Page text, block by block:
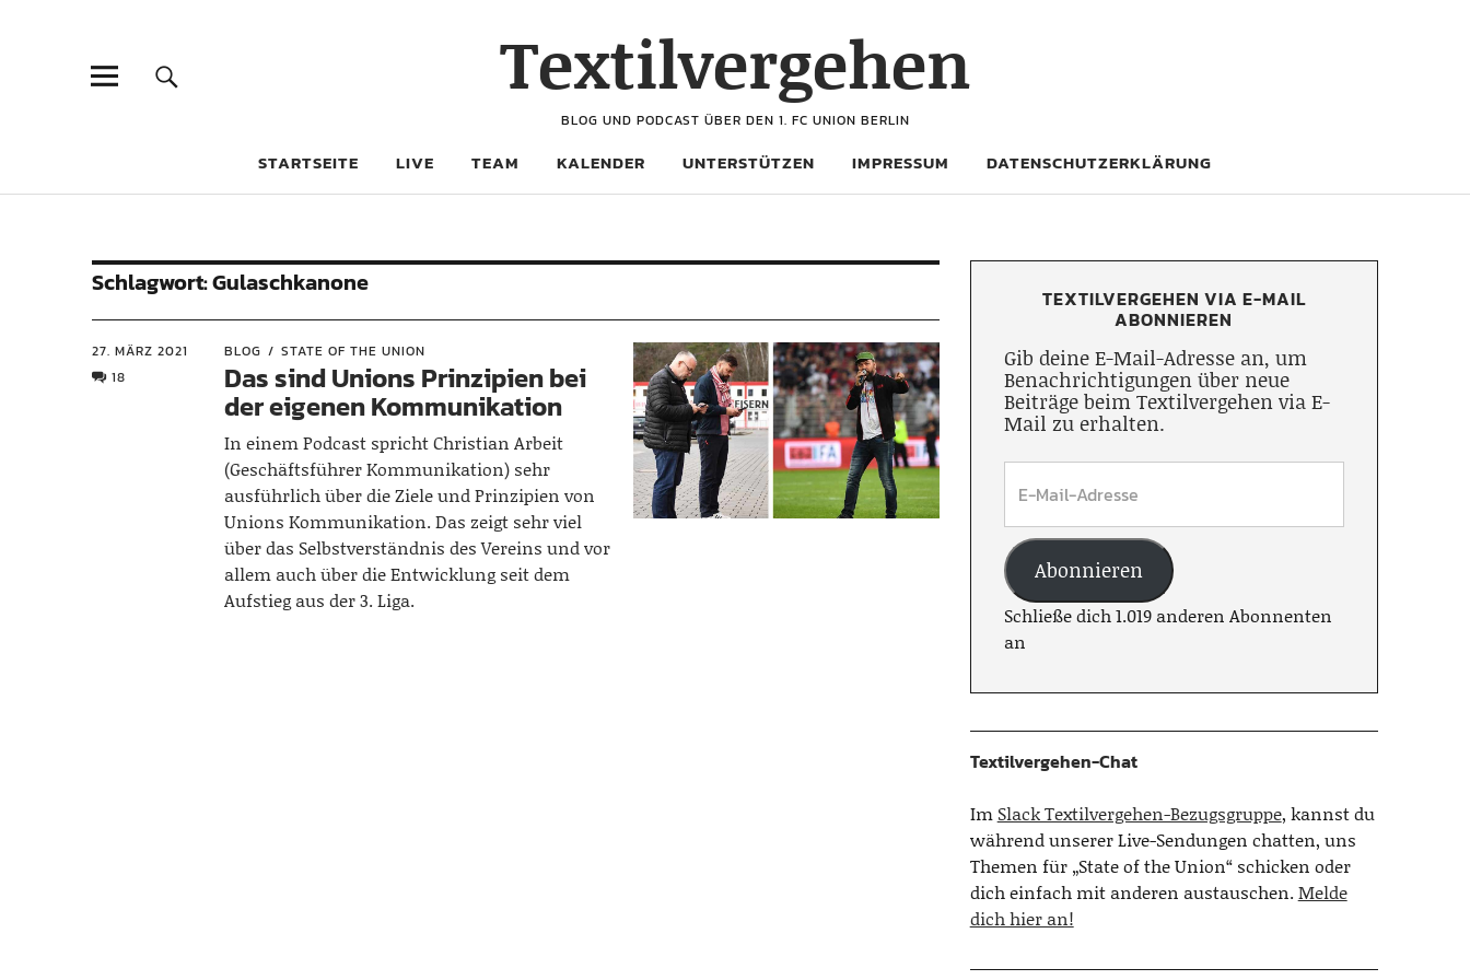
Textilvergehen
BLOG UND PODCAST ÜBER DEN 1. FC UNION BERLIN
STARTSEITE LIVE TEAM KALENDER UNTERSTÜTZEN IMPRESSUM DATENSCHUTZERKLÄRUNG
Schlagwort:Gulaschkanone
27. MÄRZ 2021
18
BLOG STATE OF THE UNION
Das sind Unions Prinzipien bei
der eigenen Kommunikation
In einem Podcast spricht Christian Arbeit
(Geschäftsführer Kommunikation) sehr
ausführlich über die Ziele und Prinzipien von
Unions Kommunikation. Das zeigt sehr viel
über das Selbstverständnis des Vereins und vor
allem auch über die Entwicklung seit dem
Aufstieg aus der 3. Liga.
TEXTILVERGEHEN VIA E-MAIL
ABONNIEREN
Gib deine E-Mail-Adresse an, um
Benachrichtigungen über neue
Beiträge beim Textilvergehen via E-
Mail zu erhalten.
Abonnieren
Schließe dich 1.019 anderen Abonnenten
an
Textilvergehen-Chat
Im Slack Textilvergehen-Bezugsgruppe, kannst du
während unserer Live-Sendungen chatten, uns
Themen für „State of the Union“ schicken oder
dich einfach mit anderen austauschen.Melde
dich hier an!